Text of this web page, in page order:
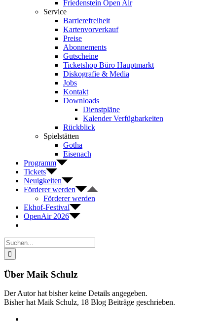
Friedenstein Open Air
Service
Barrierefreiheit
Kartenvorverkauf
Preise
Abonnements
Gutscheine
Ticketshop Büro Hauptmarkt
Diskografie & Media
Jobs
Kontakt
Downloads
Dienstpläne
Kalender Verfügbarkeiten
Rückblick
Spielstätten
Gotha
Eisenach
Programm
Tickets
Neuigkeiten
Förderer werden
Förderer werden
Ekhof-Festival
OpenAir 2026
Suche
nach:
Über Maik Schulz
Der Autor hat bisher keine Details angegeben.
Bisher hat Maik Schulz, 18 Blog Beiträge geschrieben.